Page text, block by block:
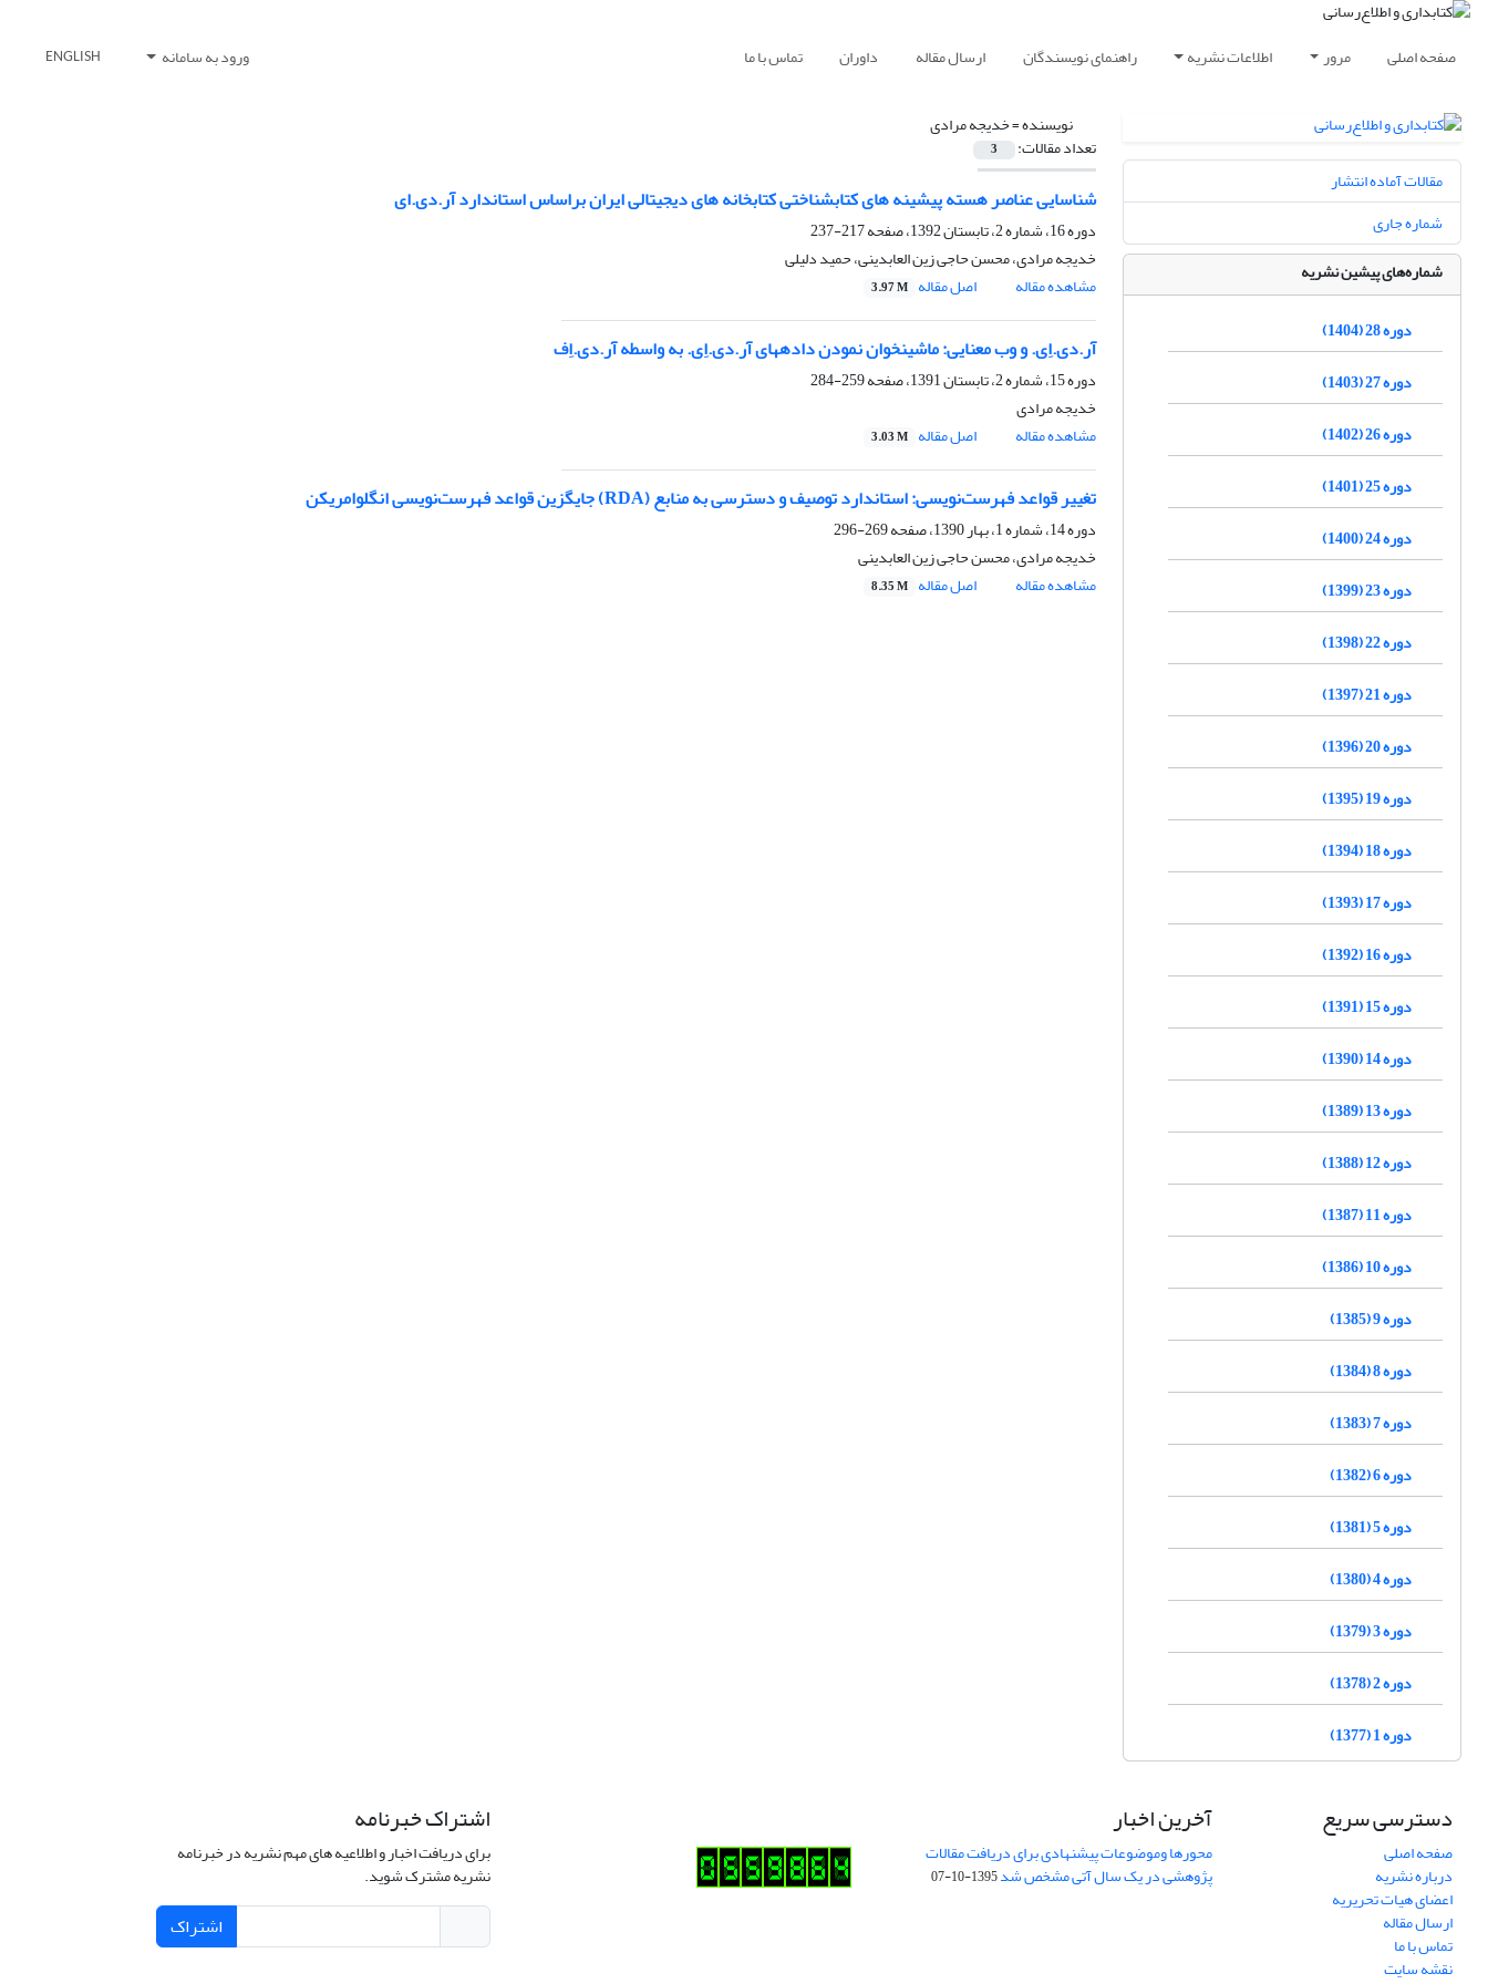
صفحه اصلی مرور اطلاعات نشریه راهنمای نویسندگان ارسال مقاله داوران تماس با ما ورود به سامانه ENGLISH
نویسنده =خدیجه مرادی
تعداد مقالات: 3
شناسایی عناصر هسته پیشینه های کتابشناختی کتابخانه های دیجیتالی ایران براساس استاندارد آر.دی.ای
دوره 16، شماره 2، تابستان 1392، صفحه
217-237
خدیجه مرادی، محسن حاجی زین العابدینی، حمید دلیلی
مشاهده مقاله
اصل مقاله 3.97 M
آر.دی.اِی. و وب معنایی: ماشین‎خوان نمودن داده‎های آر.دی.اِی. به واسطه آر.دی.اِف
دوره 15، شماره 2، تابستان 1391، صفحه
259-284
خدیجه مرادی
مشاهده مقاله
اصل مقاله 3.03 M
تغییر قواعد فهرست‌نویسی: استاندارد توصیف و دسترسی به منابع (RDA) جایگزین قواعد فهرست‌نویسی انگلوامریکن
دوره 14، شماره 1، بهار 1390، صفحه
269-296
خدیجه مرادی، محسن حاجی زین العابدینی
مشاهده مقاله
اصل مقاله 8.35 M
مقالات آماده انتشار
شماره جاری
شماره‌های پیشین نشریه
دوره 28 (1404)
دوره 27 (1403)
دوره 26 (1402)
دوره 25 (1401)
دوره 24 (1400)
دوره 23 (1399)
دوره 22 (1398)
دوره 21 (1397)
دوره 20 (1396)
دوره 19 (1395)
دوره 18 (1394)
دوره 17 (1393)
دوره 16 (1392)
دوره 15 (1391)
دوره 14 (1390)
دوره 13 (1389)
دوره 12 (1388)
دوره 11 (1387)
دوره 10 (1386)
دوره 9 (1385)
دوره 8 (1384)
دوره 7 (1383)
دوره 6 (1382)
دوره 5 (1381)
دوره 4 (1380)
دوره 3 (1379)
دوره 2 (1378)
دوره 1 (1377)
دسترسی سریع
صفحه اصلی
درباره نشریه
اعضای هیات تحریریه
ارسال مقاله
تماس با ما
نقشه سایت
آخرین اخبار
محورها وموضوعات پیشنهادی برای دریافت مقالات
پژوهشی در یک سال آتی مشخص شد1395-10-07
اشتراک خبرنامه
برای دریافت اخبار و اطلاعیه های مهم نشریه در خبرنامه
نشریه مشترک شوید.
اشتراک